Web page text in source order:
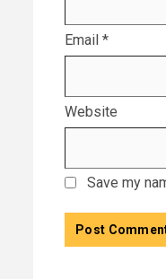
Email *
Website
Save my